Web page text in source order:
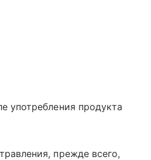
употребления продукта
прежде всего,